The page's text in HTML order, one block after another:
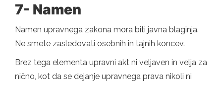
7- Namen
Namen upravnega zakona mora biti javna blaginja.
Ne smete zasledovati osebnih in tajnih koncev.
Brez tega elementa upravni akt ni veljaven in velja za
nično, kot da se dejanje upravnega prava nikoli ni